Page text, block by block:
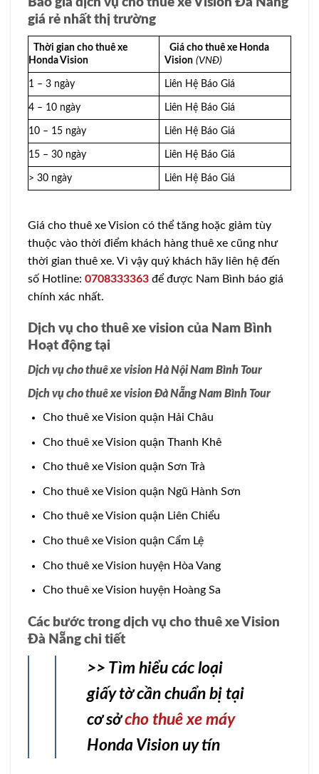
giá rẻ nhất thị trường
Thời gian cho thuê xe
Honda Vision
Giá cho thuê xe Honda
Vision (VNĐ)
1 – 3 ngày Liên Hệ Báo Giá
4 – 10 ngày Liên Hệ Báo Giá
10 – 15 ngày Liên Hệ Báo Giá
15 – 30 ngày Liên Hệ Báo Giá
> 30 ngày Liên Hệ Báo Giá
Giá cho thuê xe Vision có thể tăng hoặc giảm tùy
thuộc vào thời điểm khách hàng thuê xe cũng như
thời gian thuê xe. Vì vậy quý khách hãy liên hệ đến
số Hotline: 0708333363 để được Nam Bình báo giá
chính xác nhất.
Dịch vụ cho thuê xe vision của Nam Bình
Hoạt động tại
Dịch vụ cho thuê xe vision Hà Nội Nam Bình Tour
Dịch vụ cho thuê xe vision Đà Nẵng Nam Bình Tour
Cho thuê xe Vision quận Hải Châu
Cho thuê xe Vision quận Thanh Khê
Cho thuê xe Vision quận Sơn Trà
Cho thuê xe Vision quận Ngũ Hành Sơn
Cho thuê xe Vision quận Liên Chiểu
Cho thuê xe Vision quận Cẩm Lệ
Cho thuê xe Vision huyện Hòa Vang
Cho thuê xe Vision huyện Hoàng Sa
Các bước trong dịch vụ cho thuê xe Vision
Đà Nẵng chi tiết
>> Tìm hiểu các loại
giấy tờ cần chuẩn bị tại
cơ sởcho thuê xe máy
Honda Vision uy tín